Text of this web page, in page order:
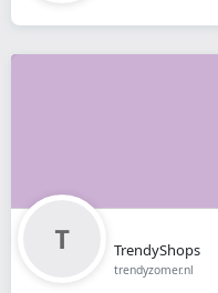
TrendyShops
trendyzomer.nl